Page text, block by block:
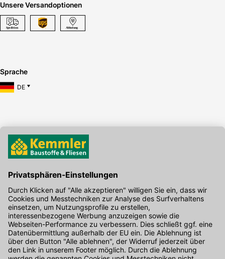
Unsere Versandoptionen
Sprache
DE
Hier gibt's die kostenlose App
Kontakt
Unser Onlineshop Team ist montags bis freitags von 08:00 - 17:00
Uhr unter der Telefonnummer07071 / 151-151für Sie erreichbar.
Alternativ können Sie unser Kontaktformular nutzen.